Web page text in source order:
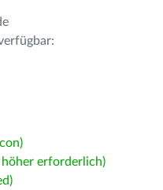
höher erforderlich)